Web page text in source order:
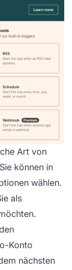
Art von
können in
wählen.
als
Konto
nächsten